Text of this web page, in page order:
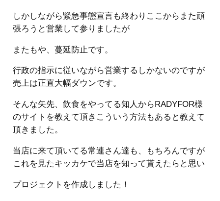
しかしながら緊急事態宣言も終わりここからまた頑
張ろうと営業して参りましたが
またもや、蔓延防止です。
行政の指示に従いながら営業するしかないのですが
売上は正直大幅ダウンです。
そんな矢先、飲食をやってる知人からRADYFOR様
のサイトを教えて頂きこういう方法もあると教えて
頂きました。
当店に来て頂いてる常連さん達も、もちろんですが
これを見たキッカケで当店を知って貰えたらと思い
プロジェクトを作成しました！